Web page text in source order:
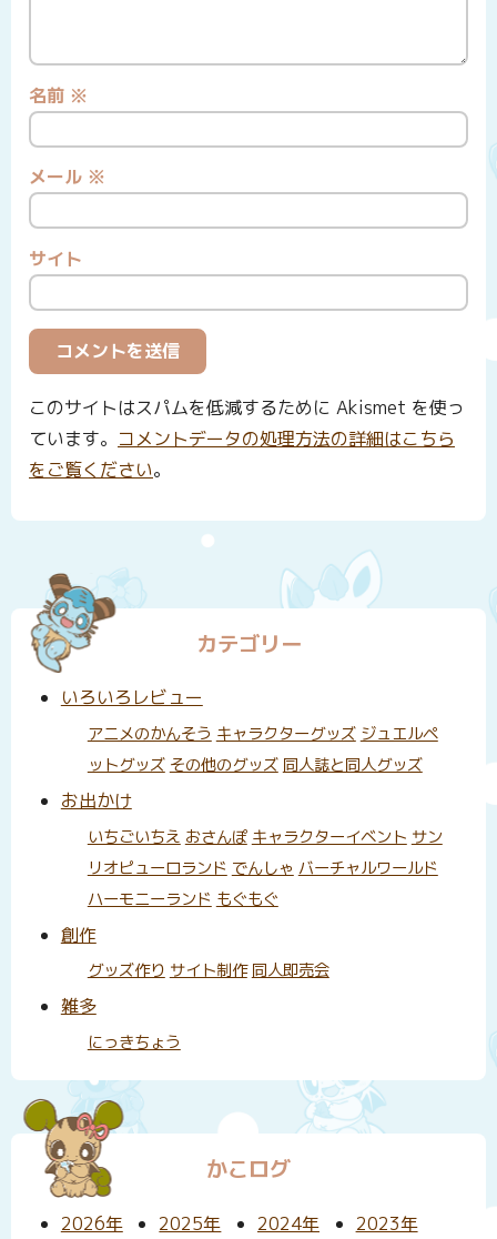
名前 ※
メール ※
サイト
このサイトはスパムを低減するために Akismet を使っ
ています。 コメントデータの処理方法の詳細はこちら
をご覧ください。
カテゴリー
いろいろレビュー
アニメのかんそう キャラクターグッズ ジュエルペ
ットグッズ その他のグッズ 同人誌と同人グッズ
お出かけ
いちごいちえ おさんぽ キャラクターイベント サン
リオピューロランド でんしゃ バーチャルワールド
ハーモニーランド もぐもぐ
創作
グッズ作り サイト制作 同人即売会
雑多
にっきちょう
かこログ
2026年 2025年 2024年 2023年